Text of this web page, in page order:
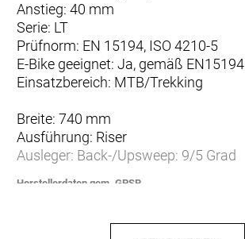
Anstieg: 40 mm
Serie: LT
Prüfnorm: EN 15194, ISO 4210-5
E-Bike geeignet: Ja, gemäß EN15194
Einsatzbereich: MTB/Trekking
Breite: 740 mm
Ausführung: Riser
Ausleger: Back-/Upsweep: 9/5 Grad
Herstellerdaten gem. GPSR